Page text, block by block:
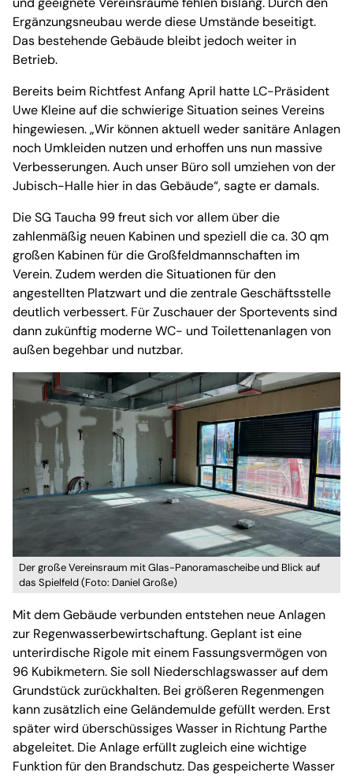
Ergänzungsneubau werde diese Umstände beseitigt.
Das bestehende Gebäude bleibt jedoch weiter in
Betrieb.
Bereits beim Richtfest Anfang April hatte LC-Präsident
Uwe Kleine auf die schwierige Situation seines Vereins
hingewiesen. „Wir können aktuell weder sanitäre Anlagen
noch Umkleiden nutzen und erhoffen uns nun massive
Verbesserungen. Auch unser Büro soll umziehen von der
Jubisch-Halle hier in das Gebäude“, sagte er damals.
Die SG Taucha 99 freut sich vor allem über die
zahlenmäßig neuen Kabinen und speziell die ca. 30 qm
großen Kabinen für die Großfeldmannschaften im
Verein. Zudem werden die Situationen für den
angestellten Platzwart und die zentrale Geschäftsstelle
deutlich verbessert. Für Zuschauer der Sportevents sind
dann zukünftig moderne WC- und Toilettenanlagen von
außen begehbar und nutzbar.
Der große Vereinsraum mit Glas-Panoramascheibe und Blick auf
das Spielfeld (Foto: Daniel Große)
Mit dem Gebäude verbunden entstehen neue Anlagen
zur Regenwasserbewirtschaftung. Geplant ist eine
unterirdische Rigole mit einem Fassungsvermögen von
96 Kubikmetern. Sie soll Niederschlagswasser auf dem
Grundstück zurückhalten. Bei größeren Regenmengen
kann zusätzlich eine Geländemulde gefüllt werden. Erst
später wird überschüssiges Wasser in Richtung Parthe
abgeleitet. Die Anlage erfüllt zugleich eine wichtige
Funktion für den Brandschutz. Das gespeicherte Wasser